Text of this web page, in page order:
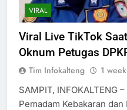
VIRAL
Viral Live TikTok
Oknum Petugas
Tim Infokalteng 1
SAMPIT, INFOKALTENG
Pemadam Kebakaran